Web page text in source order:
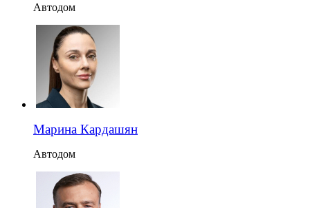
Автодом
Марина Кардашян
Автодом